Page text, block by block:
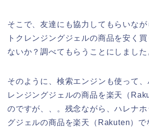
そこで、友達にも協力してもらいなが
トクレンジングジェルの商品を安く
ないか？調べてもらうことにしました
そのように、検索エンジンも使って、
レンジングジェルの商品を楽天（
のですが、、。残念ながら、ハレナ
グジェルの商品を楽天（Rakuten）で